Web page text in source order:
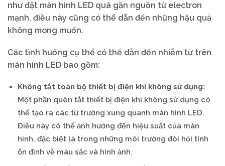
như đặt màn hình LED quá gần nguồn từ electron
mạnh, điều này cũng có thể dẫn đến những hậu quả
không mong muốn.
Các tình huống cụ thể có thể dẫn đến nhiễm từ trên
màn hình LED bao gồm:
Không tắt toàn bộ thiết bị điện khi không sử dụng:
Một phần quên tắt thiết bị điện khi không sử dụng có
thể tạo ra các từ trường xung quanh màn hình LED.
Điều này có thể ảnh hưởng đến hiệu suất của màn
hình, đặc biệt là trong những môi trường đòi hỏi tính
ổn định về màu sắc và hình ảnh.